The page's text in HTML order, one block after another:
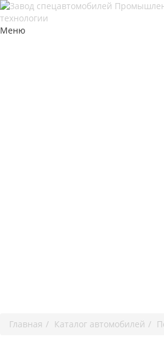
Меню
Главная
Каталог автомобилей